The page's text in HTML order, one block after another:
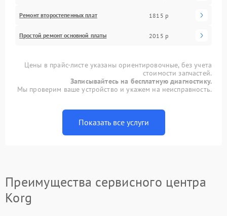
Ремонт второстепенных плат 1815 р
Простой ремонт основной платы 2015 р
Цены в прайс-листе указаны ориентировочные, без учета
стоимости запчастей.
Записывайтесь на бесплатную диагностику.
Мы проверим ваше устройство и укажем на неисправность.
Показать все услуги
Преимущества сервисного центра
Korg